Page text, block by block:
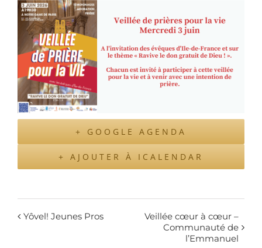
+ GOOGLE AGENDA
+ AJOUTER À ICALENDAR
Yôvel! Jeunes Pros
Veillée cœur à cœur –
Communauté de
l’Emmanuel